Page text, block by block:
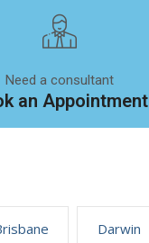
Need a consultant
an Appointment
Darwin